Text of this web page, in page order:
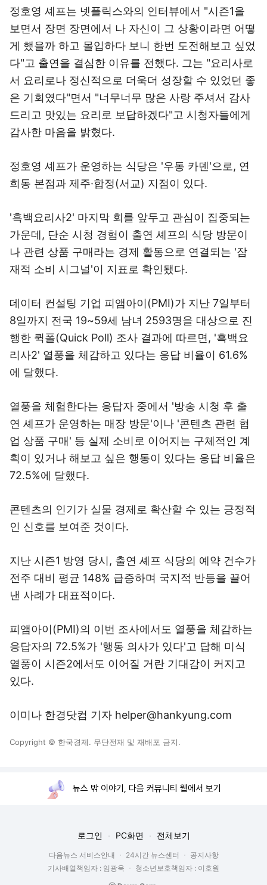
정호영 셰프는 넷플릭스와의 인터뷰에서 "시즌1을
보면서 장면 장면에서 나 자신이 그 상황이라면 어떻
게 했을까 하고 몰입하다 보니 한번 도전해보고 싶었
다"고 출연을 결심한 이유를 전했다. 그는 "요리사로
서 요리로나 정신적으로 더욱더 성장할 수 있었던 좋
은 기회였다"면서 "너무너무 많은 사랑 주셔서 감사
드리고 맛있는 요리로 보답하겠다"고 시청자들에게
감사한 마음을 밝혔다.
정호영 셰프가 운영하는 식당은 '우동 카덴'으로, 연
희동 본점과 제주·합정(서교) 지점이 있다.
'흑백요리사2' 마지막 회를 앞두고 관심이 집중되는
가운데, 단순 시청 경험이 출연 셰프의 식당 방문이
나 관련 상품 구매라는 경제 활동으로 연결되는 '잠
재적 소비 시그널'이 지표로 확인됐다.
데이터 컨설팅 기업 피앰아이(PMI)가 지난 7일부터
8일까지 전국 19~59세 남녀 2593명을 대상으로 진
행한 퀵폴(Quick Poll) 조사 결과에 따르면, '흑백요
리사2' 열풍을 체감하고 있다는 응답 비율이 61.6%
에 달했다.
열풍을 체험한다는 응답자 중에서 '방송 시청 후 출
연 셰프가 운영하는 매장 방문'이나 '콘텐츠 관련 협
업 상품 구매' 등 실제 소비로 이어지는 구체적인 계
획이 있거나 해보고 싶은 행동이 있다는 응답 비율은
72.5%에 달했다.
콘텐츠의 인기가 실물 경제로 확산할 수 있는 긍정적
인 신호를 보여준 것이다.
지난 시즌1 방영 당시, 출연 셰프 식당의 예약 건수가
전주 대비 평균 148% 급증하며 국지적 반등을 끌어
낸 사례가 대표적이다.
피앰아이(PMI)의 이번 조사에서도 열풍을 체감하는
응답자의 72.5%가 '행동 의사가 있다'고 답해 미식
열풍이 시즌2에서도 이어질 거란 기대감이 커지고
있다.
이미나 한경닷컴 기자 helper@hankyung.com
Copyright © 한국경제. 무단전재 및 재배포 금지.
뉴스 밖 이야기, 다음 커뮤니티 웹에서 보기
로그인 PC화면 전체보기
다음뉴스 서비스안내 24시간 뉴스센터
공지사항
기사배열책임자 : 임광욱
청소년보호책임자 : 이호원